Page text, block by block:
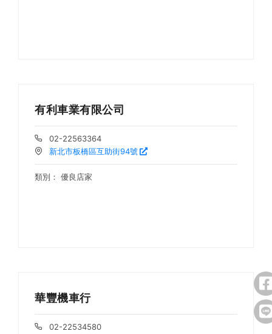
有利車業有限公司
02-22563364
新北市板橋區互助街94號
類別： 優良店家
華豐機車行
02-22534580